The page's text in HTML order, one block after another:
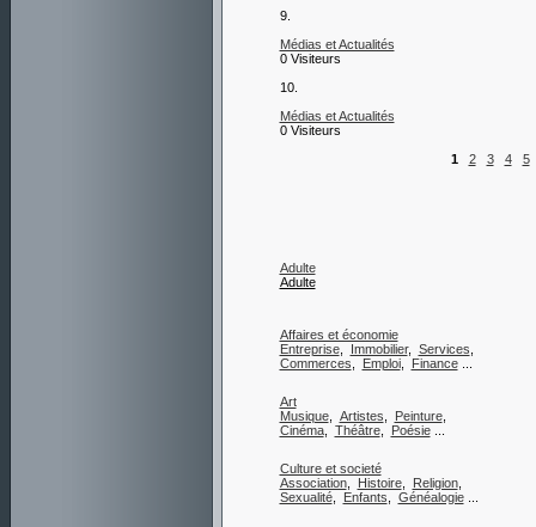
9.
Médias et Actualités
0 Visiteurs
10.
Médias et Actualités
0 Visiteurs
1
2 3 4 5
Adulte
Adulte
Affaires et économie
Entreprise, Immobilier, Services
Commerces
Emploi, Finance...
Art
Musique, Artistes Peinture,
Cinéma, Théâtre, Poésie...
Culture et societé
Association, Histoire, Religion,
Sexualité, Enfants Généalogie...